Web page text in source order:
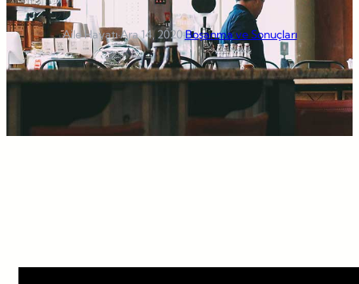
Aile Hayatı·Ara 14, 2020·Boşanma ve Sonuçları